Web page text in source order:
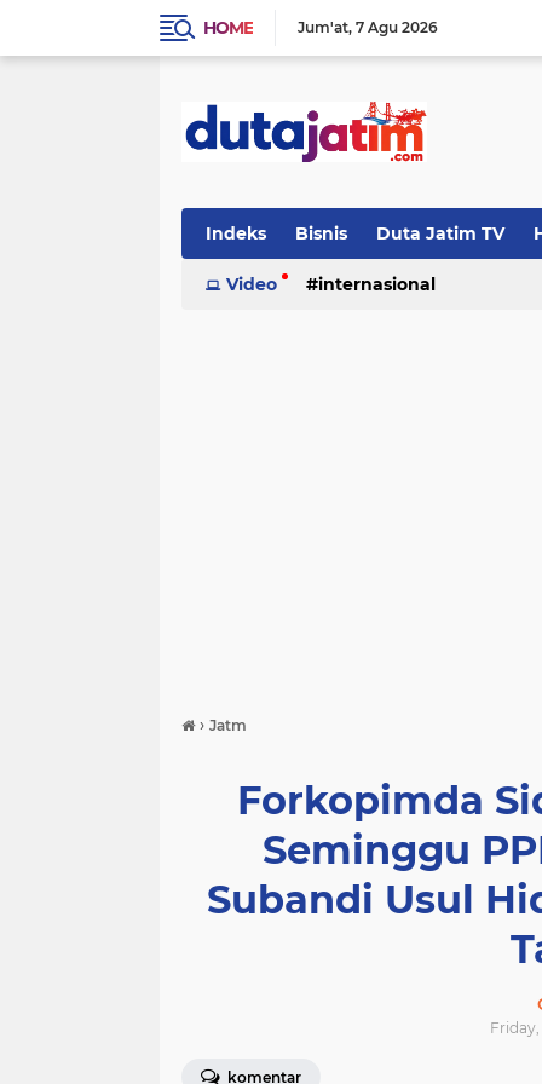
HOME Jum'at 7 Agu 2026
Indeks Bisnis Duta Jatim TV
Video internasional
› Jatm
Forkopimda
Seminggu
Subandi Usul
Friday,
komentar